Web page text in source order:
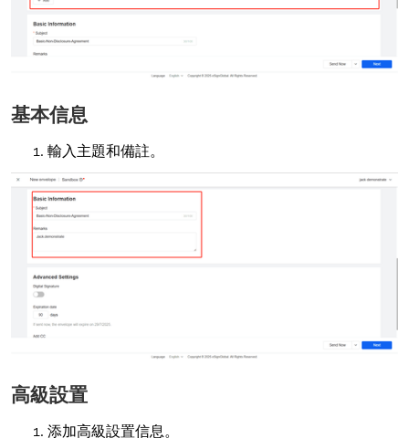
基本信息
輸入主題和備註。
高級設置
添加高級設置信息。